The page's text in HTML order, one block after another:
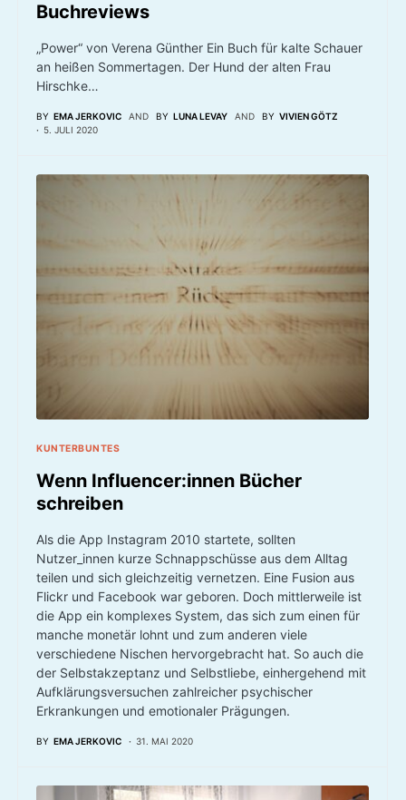
Buchreviews
„Power“ von Verena Günther Ein Buch für kalte Schauer
an heißen Sommertagen. Der Hund der alten Frau
Hirschke…
BY EMA JERKOVIC AND BY LUNA LEVAY AND BY VIVIEN GÖTZ
5. JULI 2020
KUNTERBUNTES
Wenn Influencer:innen Bücher
schreiben
Als die App Instagram 2010 startete, sollten
Nutzer_innen kurze Schnappschüsse aus dem Alltag
teilen und sich gleichzeitig vernetzen. Eine Fusion aus
Flickr und Facebook war geboren. Doch mittlerweile ist
die App ein komplexes System, das sich zum einen für
manche monetär lohnt und zum anderen viele
verschiedene Nischen hervorgebracht hat. So auch die
der Selbstakzeptanz und Selbstliebe, einhergehend mit
Aufklärungsversuchen zahlreicher psychischer
Erkrankungen und emotionaler Prägungen.
BY EMA JERKOVIC 31. MAI 2020